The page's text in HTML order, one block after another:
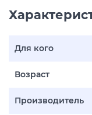
Для кого
Возраст
Производитель